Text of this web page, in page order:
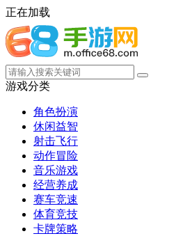
正在加载
游戏分类
角色扮演
休闲益智
射击飞行
动作冒险
音乐游戏
经营养成
赛车竞速
体育竞技
卡牌策略